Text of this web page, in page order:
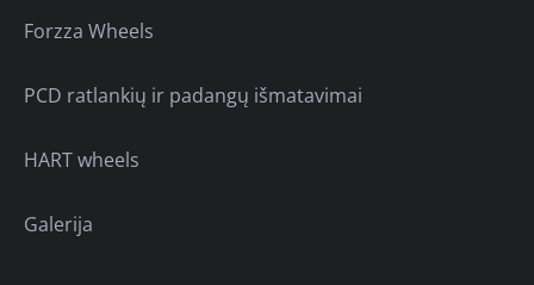
Forzza Wheels
PCD ratlankių ir padangų išmatavimai
HART wheels
Galerija